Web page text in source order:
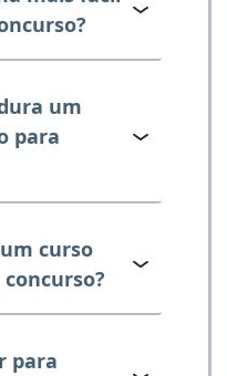
um
para
curso
para